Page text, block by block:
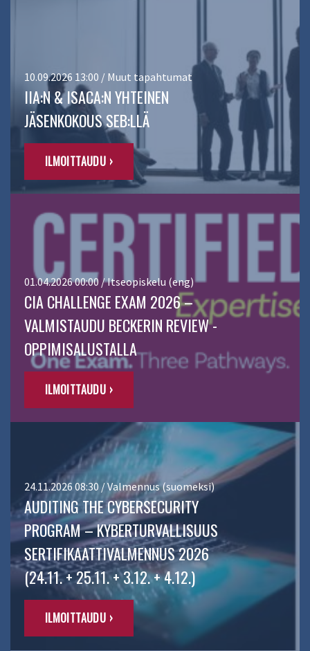
10.09.2026 13:00 / Muut tapahtumat
IIA:N & ISACA:N YHTEINEN
JÄSENKOKOUS SEB:LLÄ
ILMOITTAUDU ›
01.04.2026 00:00 / Itseopiskelu (eng)
CIA CHALLENGE EXAM 2026 –
VALMISTAUDU BECKERIN REVIEW -
OPPIMISALUSTALLA
ILMOITTAUDU ›
24.11.2026 08:30 / Valmennus (suomeksi)
AUDITING THE CYBERSECURITY
PROGRAM – KYBERTURVALLISUUS
SERTIFIKAATTIVALMENNUS 2026
(24.11. + 25.11. + 3.12. + 4.12.)
ILMOITTAUDU ›